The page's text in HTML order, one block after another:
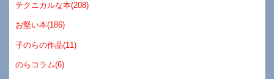
テクニカルな本(208)
お堅い本(186)
子のらの作品(11)
のらコラム(6)